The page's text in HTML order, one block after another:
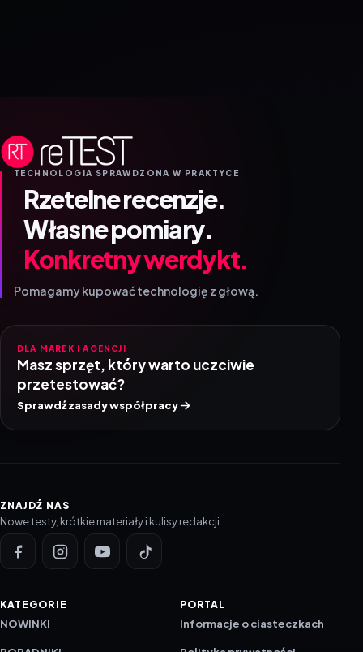
TECHNOLOGIA SPRAWDZONA W PRAKTYCE
Rzetelne recenzje.
Własne pomiary.
Konkretny werdykt.
Pomagamy kupować technologię z głową.
DLA MAREK I AGENCJI
Masz sprzęt, który warto uczciwie
przetestować?
Sprawdź zasady współpracy
ZNAJDŹ NAS
Nowe testy, krótkie materiały i kulisy redakcji.
KATEGORIE
NOWINKI
PORTAL
Informacje o ciasteczkach